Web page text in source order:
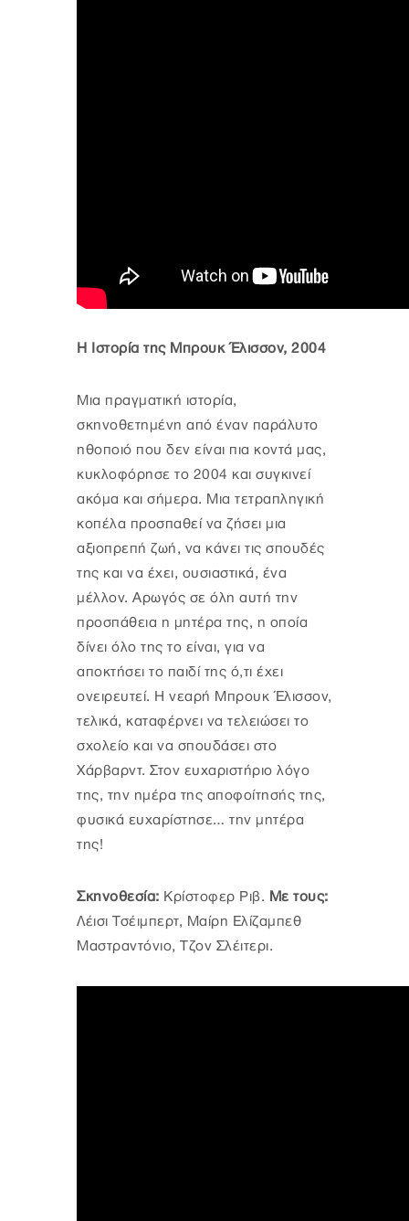
Η Ιστορία της Μπρουκ Έλισσον, 2004
Μια πραγματική ιστορία,
σκηνοθετημένη από έναν παράλυτο
ηθοποιό που δεν είναι πια κοντά μας,
κυκλοφόρησε το 2004 και συγκινεί
ακόμα και σήμερα. Μια τετραπληγική
κοπέλα προσπαθεί να ζήσει μια
αξιοπρεπή ζωή, να κάνει τις σπουδές
της και να έχει, ουσιαστικά, ένα
μέλλον. Αρωγός σε όλη αυτή την
προσπάθεια η μητέρα της, η οποία
δίνει όλο της το είναι, για να
αποκτήσει το παιδί της ό,τι έχει
ονειρευτεί. Η νεαρή Μπρουκ Έλισσον,
τελικά, καταφέρνει να τελειώσει το
σχολείο και να σπουδάσει στο
Χάρβαρντ. Στον ευχαριστήριο λόγο
της, την ημέρα της αποφοίτησής της,
φυσικά ευχαρίστησε… την μητέρα
της!
Σκηνοθεσία: Κρίστοφερ Ριβ. Με τους:
Λέισι Τσέιμπερτ, Μαίρη Ελίζαμπεθ
Μαστραντόνιο, Τζον Σλέιτερι.